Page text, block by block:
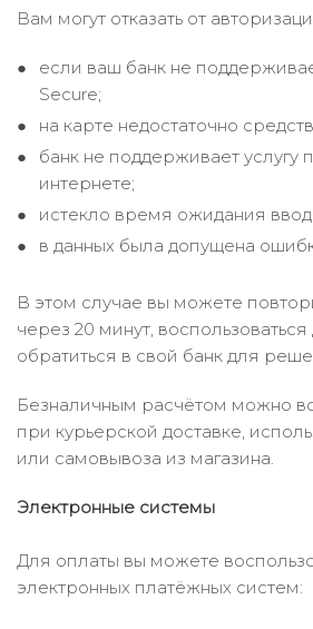
Вам могут отказать от
если ваш банк не
Secure;
на карте недостаточно
банк не поддерживает услугу
интернете;
истекло время ожидания
в данных была допущена
В этом случае вы можете
через 20 минут,
обратиться в свой банк для
Безналичным расчётом можно
при курьерской доставке,
или самовывоза из магазина.
Электронные системы
Для оплаты вы можете
электронных платёжных систем: